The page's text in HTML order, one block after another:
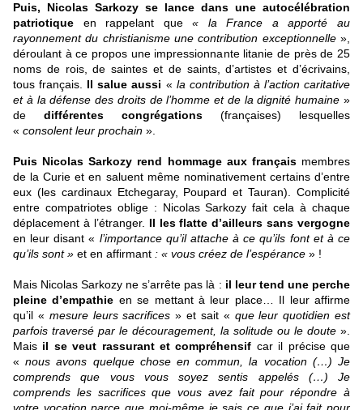
Puis, Nicolas Sarkozy se lance dans une autocélébration
patriotique en rappelant que« la France a apporté au
rayonnement du christianisme une contribution exceptionnelle »,
déroulant à ce propos une impressionnante litanie de près de 25
noms de rois, de saintes et de saints, d’artistes et d’écrivains,
tous français. Il salue aussi « la contribution à l’action caritative
et à la défense des droits de l’homme et de la dignité humaine »
de différentes congrégations (françaises) lesquelles
« consolent leur prochain ».
Puis Nicolas Sarkozy rend hommage aux françaismembres
de la Curie et en saluent même nominativement certains d’entre
eux (les cardinaux Etchegaray, Poupard et Tauran). Complicité
entre compatriotes oblige : Nicolas Sarkozy fait cela à chaque
déplacement à l’étranger. Il les flatte d’ailleurs sans vergogne
en leur disant « l’importance qu’il attache à ce qu’ils font et à ce
qu’ils sont » et en affirmant : « vous créez de l’espérance » !
Mais Nicolas Sarkozy ne s’arrête pas là : il leur tend une perche
pleine d’empathie en se mettant à leur place… Il leur affirme
qu’il « mesure leurs sacrifices » et sait « que leur quotidien est
parfois traversé par le découragement, la solitude ou le doute ».
Mais il se veut rassurant et compréhensif car il précise que
«nous avons quelque chose en commun, la vocation (…) Je
comprends que vous vous soyez sentis appelés (…) Je
comprends les sacrifices que vous avez fait pour répondre à